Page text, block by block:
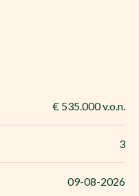
€ 535.000 v.o.n.
3
09-08-2026